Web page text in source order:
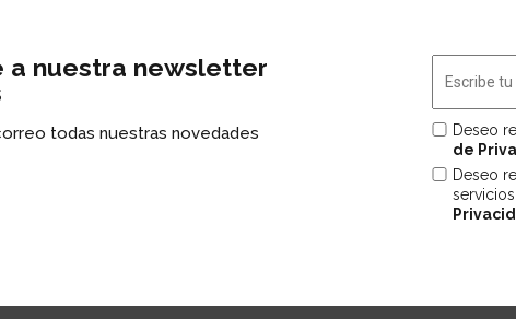
a nuestra newsletter
todas nuestras novedades
Deseo
de
Deseo